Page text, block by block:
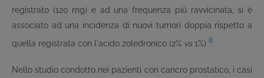
registrato (120 mg) e ad una frequenza più ravvicinata, si è
associato ad una incidenza di nuovi tumori doppia rispetto a
quella registrata con l'acido zoledronico (2% vs1%) 8
Nello studio condotto nei pazienti con cancro prostatico, i casi